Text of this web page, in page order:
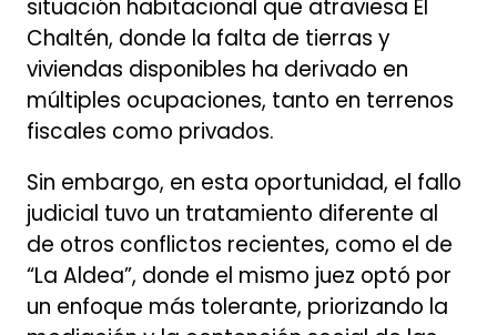
situación habitacional que atraviesa El
Chaltén, donde la falta de tierras y
viviendas disponibles ha derivado en
múltiples ocupaciones, tanto en terrenos
fiscales como privados.
Sin embargo, en esta oportunidad, el fallo
judicial tuvo un tratamiento diferente al
de otros conflictos recientes, como el de
“La Aldea”, donde el mismo juez optó por
un enfoque más tolerante, priorizando la